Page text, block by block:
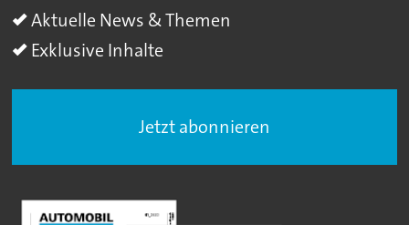
Aktuelle News & Themen
Exklusive Inhalte
Jetzt abonnieren